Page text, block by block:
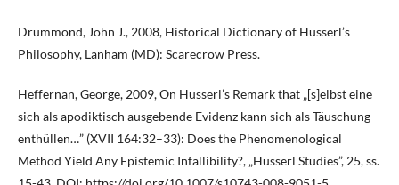
Drummond, John J., 2008, Historical Dictionary of Husserl’s
Philosophy, Lanham (MD): Scarecrow Press.
Heffernan, George, 2009, On Husserl’s Remark that „[s]elbst eine
sich als apodiktisch ausgebende Evidenz kann sich als Täuschung
enthüllen…” (XVII 164:32–33): Does the Phenomenological
Method Yield Any Epistemic Infallibility?, „Husserl Studies”, 25, ss.